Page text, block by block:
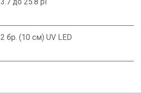
2 бр. (10 см) UV LED